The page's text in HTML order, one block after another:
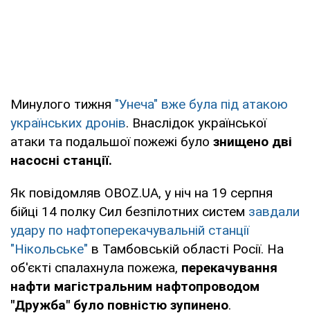
Минулого тижня "Унеча" вже була під атакою
українських дронів. Внаслідок української
атаки та подальшої пожежі було знищено дві
насосні станції.
Як повідомляв OBOZ.UA, у ніч на 19 серпня
бійці 14 полку Сил безпілотних систем завдали
удару по нафтоперекачувальній станції
"Нікольське" в Тамбовській області Росії. На
об'єкті спалахнула пожежа, перекачування
нафти магістральним нафтопроводом
"Дружба" було повністю зупинено.